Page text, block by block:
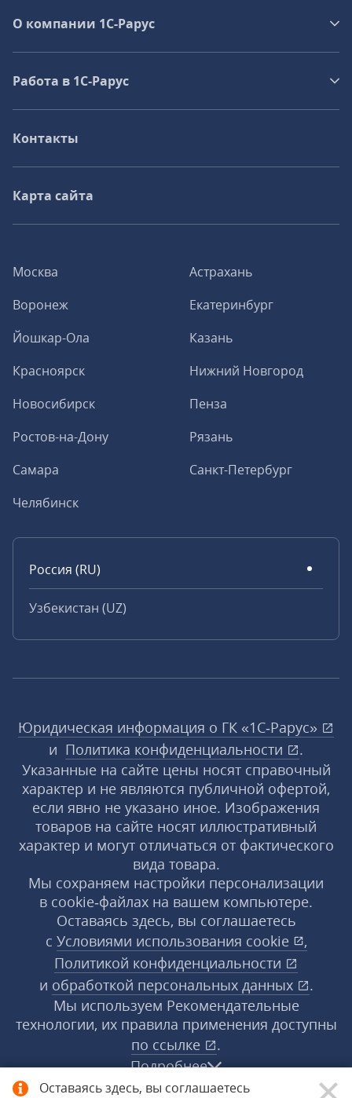
Оставаясь здесь, вы соглашаетесь
Москва
Астрахань
Воронеж
Екатеринбург
Йошкар-Ола
Казань
Красноярск
Нижний Новгород
Новосибирск
Пенза
Ростов-на-Дону
Рязань
Самара
Санкт-Петербург
Челябинск
Россия (RU)
Узбекистан (UZ)
О компании 1C-Рарус
Работа в 1С‑Рарус
Контакты
Карта сайта
Юридическая информация о ГК «1С‑Рарус»
и Политика конфиденциальности
.
Указанные на сайте цены носят справочный
характер и не являются публичной офертой,
если явно не указано иное. Изображения
товаров на сайте носят иллюстративный
характер и могут отличаться от фактического
вида товара.
Мы сохраняем настройки персонализации
в cookie‑файлах на вашем компьютере.
Оставаясь здесь, вы соглашаетесь
с Условиями использования cookie
,
Политикой конфиденциальности
и обработкой персональных данных
.
Мы используем Рекомендательные
технологии, их правила применения доступны
по ссылке
.
Подробнее